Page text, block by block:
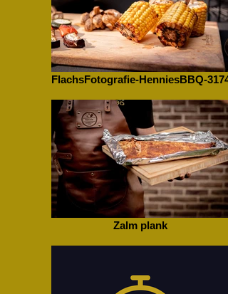
FlachsFotografie-HenniesBBQ-3174
Zalm plank